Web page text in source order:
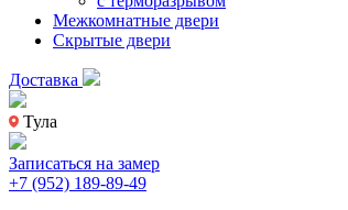
Межкомнатные двери
Скрытые двери
Доставка
Тула
Записаться на замер
+7 (952) 189-89-49